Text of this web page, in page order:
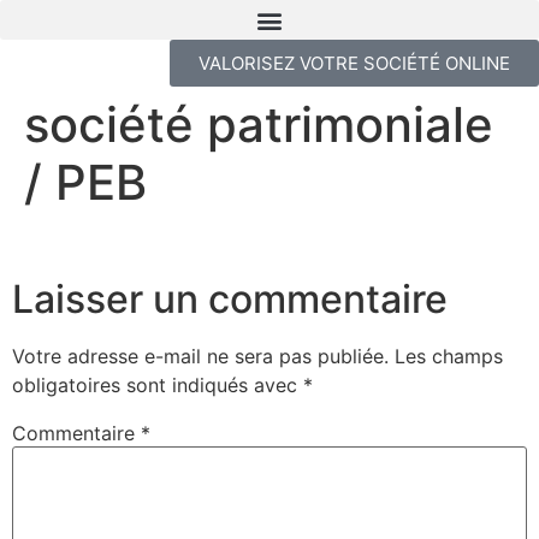
VALORISEZ VOTRE SOCIÉTÉ ONLINE
société patrimoniale
/ PEB
Laisser un commentaire
Votre adresse e-mail ne sera pas publiée. Les champs
obligatoires sont indiqués avec *
Commentaire *